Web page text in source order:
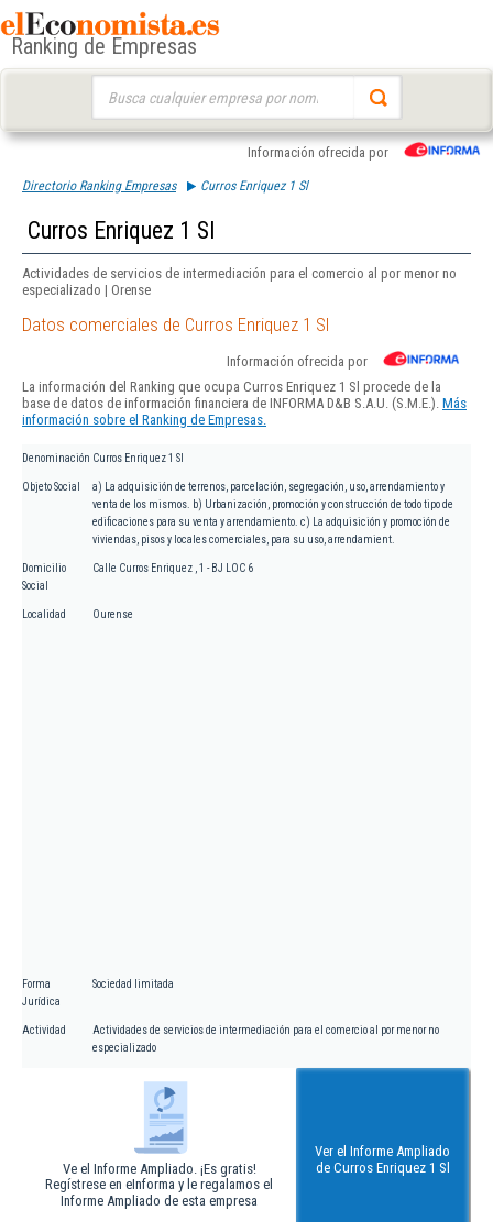
Ranking de Empresas
Información ofrecida por
Directorio Ranking Empresas Curros Enriquez 1 Sl
Curros Enriquez 1 Sl
Actividades de servicios de intermediación para el comercio al por menor no
especializado | Orense
Datos comerciales de Curros Enriquez 1 Sl
Información ofrecida por
La información del Ranking que ocupa Curros Enriquez 1 Sl procede de la
base de datos de información financiera de INFORMA D&B S.A.U. (S.M.E.). Más
información sobre el Ranking de Empresas.
Denominación Curros Enriquez 1 Sl
Objeto Social
a) La adquisición de terrenos, parcelación, segregación, uso, arrendamiento y
venta de los mismos. b) Urbanización, promoción y construcción de todo tipo de
edificaciones para su venta y arrendamiento. c) La adquisición y promoción de
viviendas, pisos y locales comerciales, para su uso, arrendamient.
Domicilio
Social
Calle Curros Enriquez , 1 - BJ LOC 6
Localidad Ourense
Forma
Jurídica
Sociedad limitada
Actividad
Actividades de servicios de intermediación para el comercio al por menor no
especializado
Ve el Informe Ampliado. ¡Es gratis!
Regístrese en eInforma y le regalamos el
Informe Ampliado de esta empresa
Ver el Informe Ampliado
de Curros Enriquez 1 Sl